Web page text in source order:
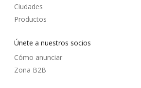
Ciudades
Productos
Únete a nuestros socios
Cómo anunciar
Zona B2B